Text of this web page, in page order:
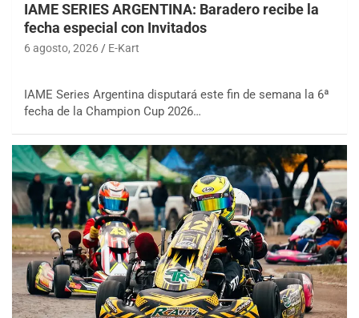
IAME SERIES ARGENTINA: Baradero recibe la
fecha especial con Invitados
6 agosto, 2026 E-Kart
IAME Series Argentina disputará este fin de semana la 6ª
fecha de la Champion Cup 2026…